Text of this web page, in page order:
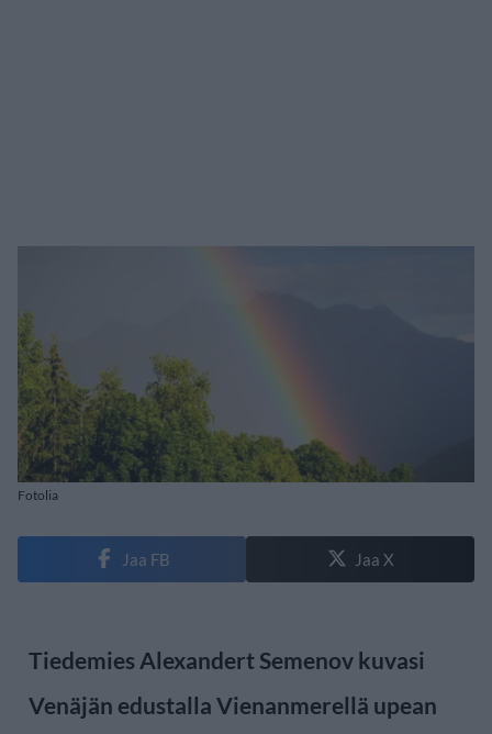
Fotolia
Jaa FB Jaa X
Tiedemies Alexandert Semenov kuvasi
Venäjän edustalla Vienanmerellä upean